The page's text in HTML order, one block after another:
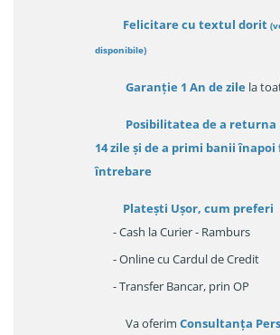
Felicitare cu textul dorit (
disponibile)
Garanție 1 An de zile la
Posibilitatea de a returna
14 zileși de a primi banii înapoi
întrebare
Platești Ușor, cum preferi
- Cash la Curier - Ramburs
- Online cu Cardul de Credit
- Transfer Bancar, prin OP
Va oferim Consultanța